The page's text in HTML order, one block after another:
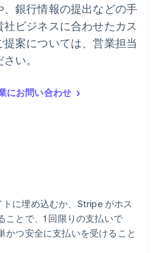
、銀行情報の提出などの手
ビジネスに合わせたカス
案については、営業担当
い。
にお問い合わせ
に埋め込むか、Stripe がホス
ことで、1 回限りの支払いで
かつ安全に支払いを受けること